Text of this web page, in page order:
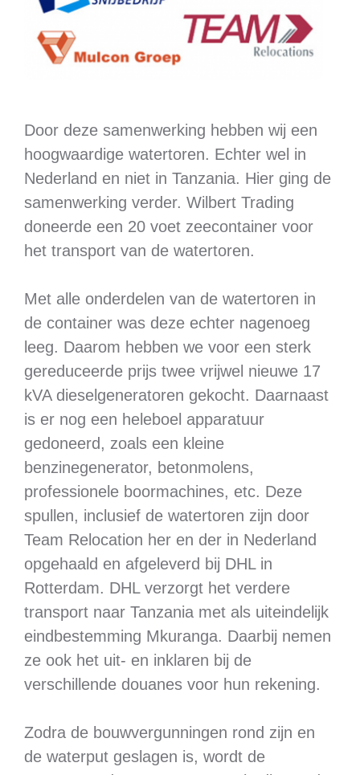
Door deze samenwerking hebben wij een
hoogwaardige watertoren. Echter wel in
Nederland en niet in Tanzania. Hier ging de
samenwerking verder. Wilbert Trading
doneerde een 20 voet zeecontainer voor
het transport van de watertoren.
Met alle onderdelen van de watertoren in
de container was deze echter nagenoeg
leeg. Daarom hebben we voor een sterk
gereduceerde prijs twee vrijwel nieuwe 17
kVA dieselgeneratoren gekocht. Daarnaast
is er nog een heleboel apparatuur
gedoneerd, zoals een kleine
benzinegenerator, betonmolens,
professionele boormachines, etc. Deze
spullen, inclusief de watertoren zijn door
Team Relocation her en der in Nederland
opgehaald en afgeleverd bij DHL in
Rotterdam. DHL verzorgt het verdere
transport naar Tanzania met als uiteindelijk
eindbestemming Mkuranga. Daarbij nemen
ze ook het uit- en inklaren bij de
verschillende douanes voor hun rekening.
Zodra de bouwvergunningen rond zijn en
de waterput geslagen is, wordt de